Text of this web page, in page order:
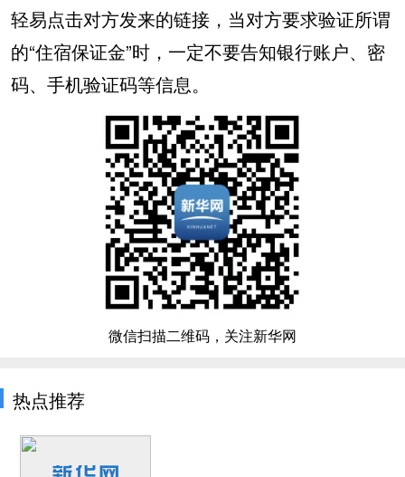
轻易点击对方发来的链接，当对方要求验证所谓
的“住宿保证金”时，一定不要告知银行账户、密
码、手机验证码等信息。
微信扫描二维码，关注新华网
热点推荐